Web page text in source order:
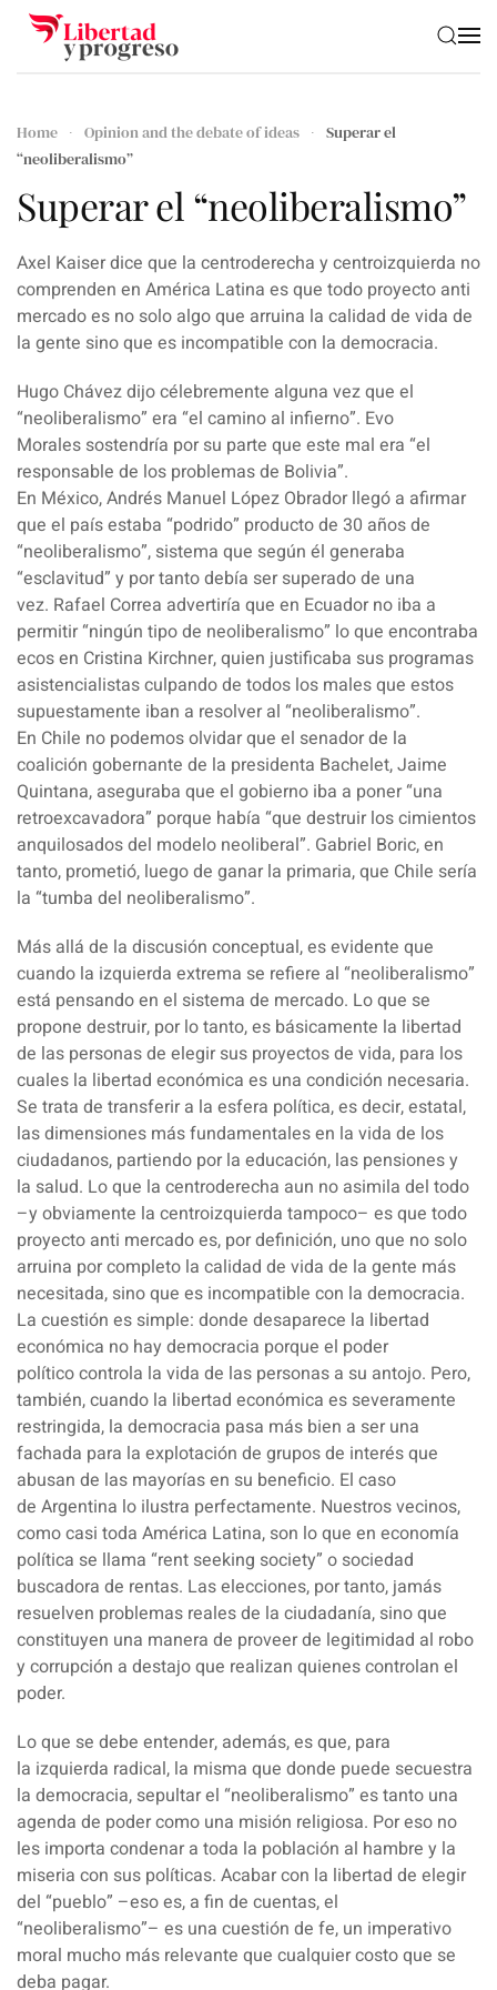
Skip to main content
Home Opinion and the debate of ideas
Superar el
“neoliberalismo”
Superar el “neoliberalismo”
Axel Kaiser dice que la centroderecha y centroizquierda no
comprenden en América Latina es que todo proyecto anti
mercado es no solo algo que arruina la calidad de vida de
la gente sino que es incompatible con la democracia.
Hugo Chávezdijo célebremente alguna vez que el
“neoliberalismo” era “el camino al infierno”. Evo
Morales sostendría por su parte que este mal era “el
responsable de los problemas de Bolivia”.
En México,Andrés Manuel López Obradorllegó a afirmar
que el país estaba “podrido” producto de 30 años de
“neoliberalismo”, sistema que según él generaba
“esclavitud” y por tanto debía ser superado de una
vez. Rafael Correa advertiría que en Ecuadorno iba a
permitir “ningún tipo de neoliberalismo” lo que encontraba
ecos en Cristina Kirchner, quien justificaba sus programas
asistencialistas culpando de todos los males que estos
supuestamente iban a resolver al “neoliberalismo”.
En Chile no podemos olvidar que el senador de la
coalición gobernante de la presidenta Bachelet,Jaime
Quintana, aseguraba que el gobierno iba a poner “una
retroexcavadora” porque había “que destruir los cimientos
anquilosados del modelo neoliberal”. Gabriel Boric, en
tanto, prometió, luego de ganar la primaria, que Chile sería
la “tumba del neoliberalismo”.
Más allá de la discusión conceptual, es evidente que
cuando la izquierda extrema se refiere al “neoliberalismo”
está pensando en el sistema de mercado. Lo que se
propone destruir, por lo tanto, es básicamente la libertad
de las personas de elegir sus proyectos de vida, para los
cuales la libertad económica es una condición necesaria.
Se trata de transferir a la esfera política, es decir, estatal,
las dimensiones más fundamentales en la vida de los
ciudadanos, partiendo por la educación, las pensionesy
la salud. Lo que la centroderecha aun no asimila del todo
–y obviamente la centroizquierda tampoco– es que todo
proyecto anti mercado es, por definición, uno que no solo
arruina por completo la calidad de vida de la gente más
necesitada, sino que es incompatible con la democracia.
La cuestión es simple: donde desaparece la libertad
económica no hay democracia porque el poder
políticocontrola la vida de las personas a su antojo. Pero,
también, cuando la libertad económica es severamente
restringida, la democracia pasa más bien a ser una
fachada para la explotación de grupos de interés que
abusan de las mayorías en su beneficio. El caso
de Argentina lo ilustra perfectamente. Nuestros vecinos,
como casi toda América Latina, son lo que en economía
política se llama “rent seeking society” o sociedad
buscadora de rentas. Las elecciones, por tanto, jamás
resuelven problemas reales de la ciudadanía, sino que
constituyen una manera de proveer de legitimidad al robo
y corrupción a destajo que realizan quienes controlan el
poder.
Lo que se debe entender, además, es que, para
la izquierda radical, la misma que donde puede secuestra
la democracia, sepultar el “neoliberalismo” es tanto una
agenda de poder como una misión religiosa. Por eso no
les importa condenar a toda la población al hambre y la
miseria con sus políticas. Acabar con la libertad de elegir
del “pueblo” –eso es, a fin de cuentas, el
“neoliberalismo”– es una cuestión de fe, un imperativo
moral mucho más relevante que cualquier costo que se
deba pagar.